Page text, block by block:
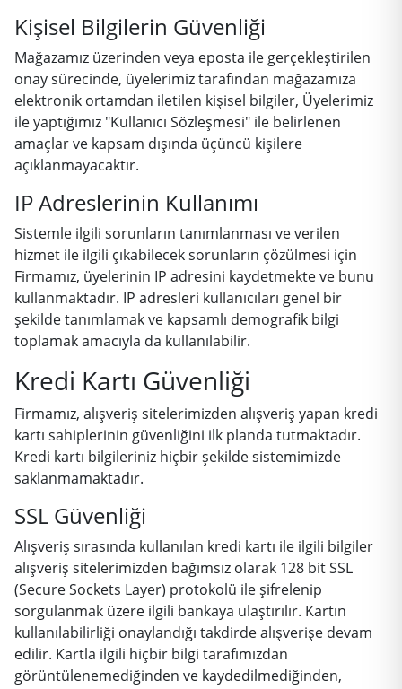
Kişisel Bilgilerin Güvenliği
Mağazamız üzerinden veya eposta ile gerçekleştirilen
onay sürecinde, üyelerimiz tarafından mağazamıza
elektronik ortamdan iletilen kişisel bilgiler, Üyelerimiz
ile yaptığımız "Kullanıcı Sözleşmesi" ile belirlenen
amaçlar ve kapsam dışında üçüncü kişilere
açıklanmayacaktır.
IP Adreslerinin Kullanımı
Sistemle ilgili sorunların tanımlanması ve verilen
hizmet ile ilgili çıkabilecek sorunların çözülmesi için
Firmamız, üyelerinin IP adresini kaydetmekte ve bunu
kullanmaktadır. IP adresleri kullanıcıları genel bir
şekilde tanımlamak ve kapsamlı demografik bilgi
toplamak amacıyla da kullanılabilir.
Kredi Kartı Güvenliği
Firmamız, alışveriş sitelerimizden alışveriş yapan kredi
kartı sahiplerinin güvenliğini ilk planda tutmaktadır.
Kredi kartı bilgileriniz hiçbir şekilde sistemimizde
saklanmamaktadır.
SSL Güvenliği
Alışveriş sırasında kullanılan kredi kartı ile ilgili bilgiler
alışveriş sitelerimizden bağımsız olarak 128 bit SSL
(Secure Sockets Layer) protokolü ile şifrelenip
sorgulanmak üzere ilgili bankaya ulaştırılır. Kartın
kullanılabilirliği onaylandığı takdirde alışverişe devam
edilir. Kartla ilgili hiçbir bilgi tarafımızdan
görüntülenemediğinden ve kaydedilmediğinden,